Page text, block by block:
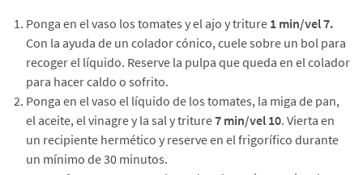
Ponga en el vaso los tomates y el ajo y triture 1 min/vel 7.
Con la ayuda de un colador cónico, cuele sobre un bol para
recoger el líquido. Reserve la pulpa que queda en el colador
para hacer caldo o sofrito.
Ponga en el vaso el líquido de los tomates, la miga de pan,
el aceite, el vinagre y la sal y triture7 min/vel 10. Vierta en
un recipiente hermético y reserve en el frigorífico durante
un mínimo de 30 minutos.